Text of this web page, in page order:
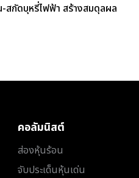
-สกัดบุหรี่ไฟฟ้า สร้างสมดุลผล
คอลัมนิสต์
ส่องหุ้นร้อน
จับประเด็นหุ้นเด่น